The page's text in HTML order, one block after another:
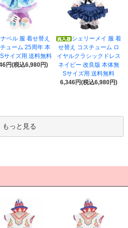
ベル 服 着せ替え
ューム 25周年 本
サイズ用 送料無料
円(税込6,980円)
シェリーメイ 服 着
せ替え コスチューム ロ
イヤルクラシックドレス
ネイビー 改良版 本体無
Sサイズ用 送料無料
6,346円(税込6,980円)
もっと見る